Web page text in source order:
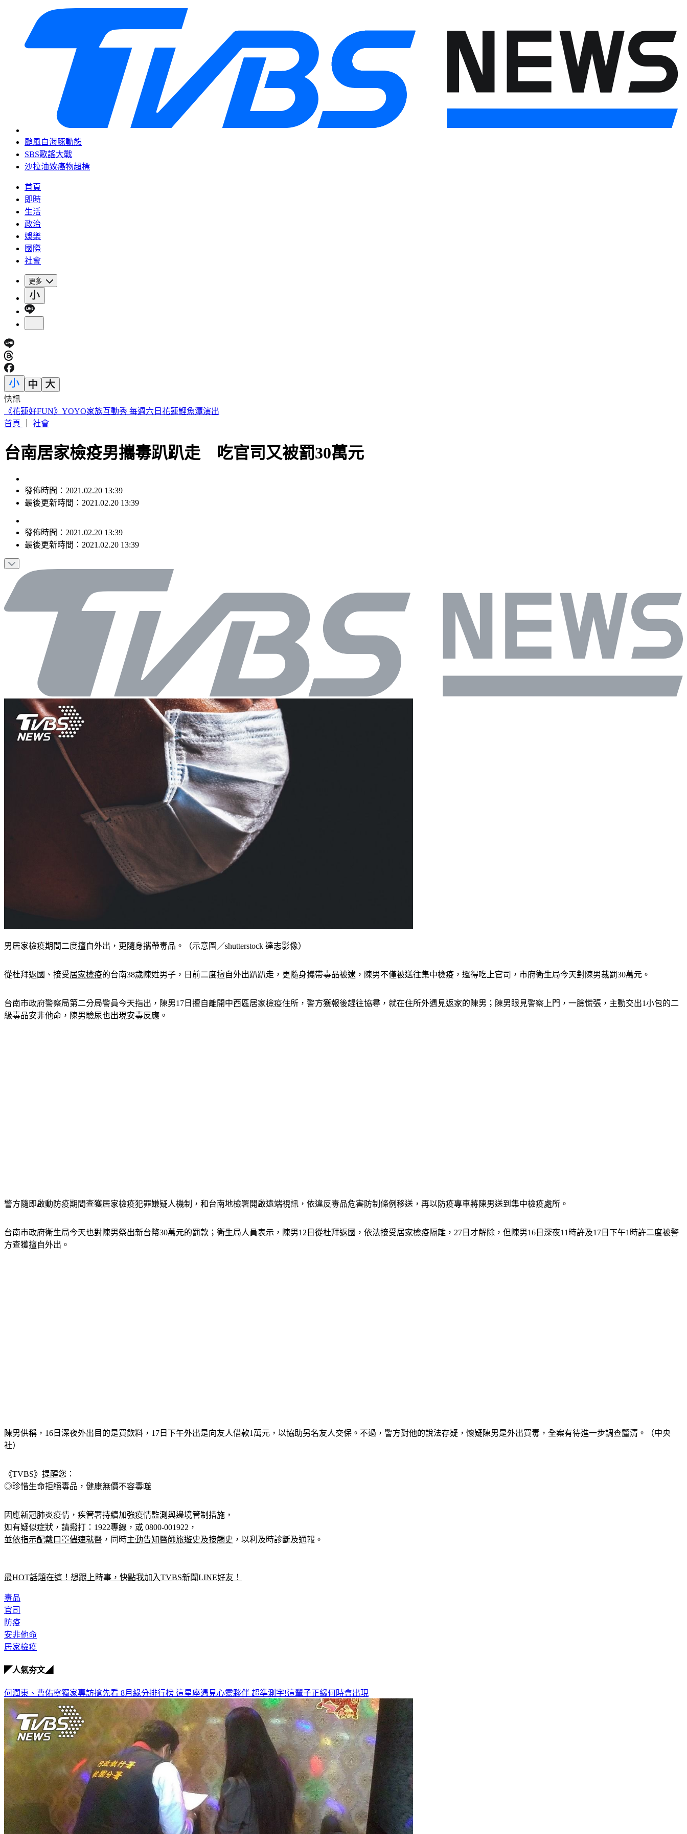
颱風白海豚動態
SBS歌謠大戰
沙拉油致癌物超標
首頁
即時
生活
政治
娛樂
國際
社會
更多
快訊
穿UNIQLO AIRism發現不涼了？網見「1關鍵」驚呆
首頁
社會
台南居家檢疫男攜毒趴趴走 吃官司又被罰30萬元
發佈時間：2021.02.20 13:39
最後更新時間：2021.02.20 13:39
發佈時間： 2021.02.20 13:39
最後更新時間： 2021.02.20 13:39
男居家檢疫期間二度擅自外出，更隨身攜帶毒品。（示意圖／shutterstock 達志影像）
從杜拜返國、接受居家檢疫的台南38歲陳姓男子，日前二度擅自外出趴趴走，更隨身攜帶毒品被逮，陳男不僅被送往集中檢疫，還得吃上官司，市府衛生局今天對陳男裁罰30萬元。
台南市政府警察局第二分局警員今天指出，陳男17日擅自離開中西區居家檢疫住所，警方獲報後趕往協尋，就在住所外遇見返家的陳男；陳男眼見警察上門，一臉慌張，主動交出1小包的二
級毒品安非他命，陳男驗尿也出現安毒反應。
警方隨即啟動防疫期間查獲居家檢疫犯罪嫌疑人機制，和台南地檢署開啟遠端視訊，依違反毒品危害防制條例移送，再以防疫專車將陳男送到集中檢疫處所。
台南市政府衛生局今天也對陳男祭出新台幣30萬元的罰款；衛生局人員表示，陳男12日從杜拜返國，依法接受居家檢疫隔離，27日才解除，但陳男16日深夜11時許及17日下午1時許二度被警
方查獲擅自外出。
陳男供稱，16日深夜外出目的是買飲料，17日下午外出是向友人借款1萬元，以協助另名友人交保。不過，警方對他的說法存疑，懷疑陳男是外出買毒，全案有待進一步調查釐清。（中央
社）
《TVBS》提醒您：
◎珍惜生命拒絕毒品，健康無價不容毒噬
因應新冠肺炎疫情，疾管署持續加強疫情監測與邊境管制措施，
如有疑似症狀，請撥打：1922專線，或 0800-001922，
並依指示配戴口罩儘速就醫 ，同時主動告知醫師旅遊史及接觸史 ，以利及時診斷及通報。
最HOT話題在這！想跟上時事，快點我加入TVBS新聞LINE好友！
毒品
官司
防疫
安非他命
居家檢疫
◤人氣夯文◢
何潤東、曹佑寧獨家專訪搶先看 8月緣分排行榜 這星座遇見心靈夥伴 超準測字!這輩子正緣何時會出現